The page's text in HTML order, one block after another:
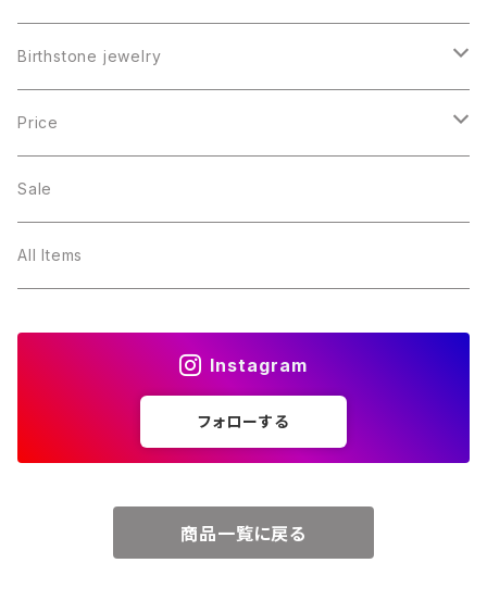
Birthstone jewelry
１月・ガーネット
２月・アメジスト
３月・アクアマリン
Price
～5000円
～10000円
Sale
All Items
Instagram
フォローする
商品一覧に戻る